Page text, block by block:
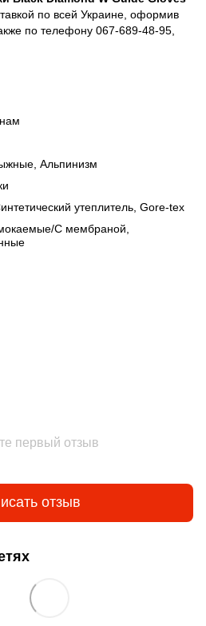
по всей Украине, оформив
по телефону 067-689-48-95,
Альпинизм
утеплитель, Gore-tex
С мембраной,
первый отзыв
отзыв